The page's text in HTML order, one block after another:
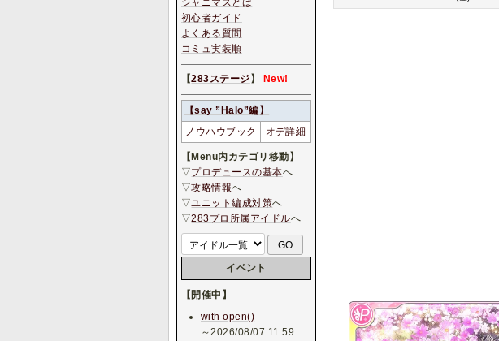
シャニマスとは
初心者ガイド
よくある質問
コミュ実装順
【283ステージ 】 New!
【say ”Halo”編】
ノウハウブック
オデ詳細
【Menu内カテゴリ移動】
▽プロデュースの基本へ
▽攻略情報へ
▽ユニット編成対策へ
▽283プロ所属アイドルへ
イベント
【開催中】
with open()
～2026/08/07 11:59